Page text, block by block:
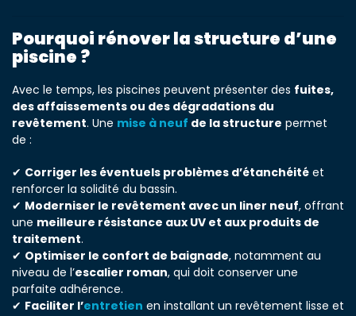
Pourquoi rénover la structure d’une
piscine ?
Avec le temps, les piscines peuvent présenter des fuites,
des affaissements ou des dégradations du
revêtement. Une mise à neuf de la structure permet
de :
✔ Corriger les éventuels problèmes d’étanchéité et
renforcer la solidité du bassin.
✔ Moderniser le revêtement avec un liner neuf, offrant
une meilleure résistance aux UV et aux produits de
traitement.
✔ Optimiser le confort de baignade, notamment au
niveau de l’escalier roman, qui doit conserver une
parfaite adhérence.
✔ Faciliter l’entretien en installant un revêtement lisse et